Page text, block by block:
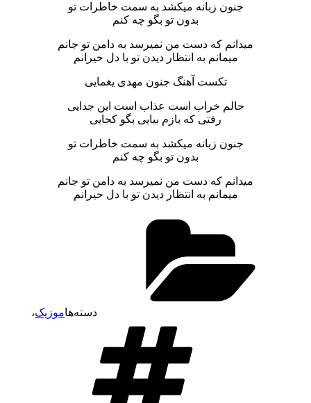
جنون زبانه میکشد به سمت خاطرات تو
بدون تو بگو چه کنم
میدانم که دست من نمیرسد به دامن تو جانم
میمانم به انتظار دیدن تو با دل حیرانم
تکست آهنگ جنون مهدی یغمایی
حالم خراب است عذاب است این جدایی
رفتی که بازم بیایی بگو کجایی
جنون زبانه میکشد به سمت خاطرات تو
بدون تو بگو چه کنم
میدانم که دست من نمیرسد به دامن تو جانم
میمانم به انتظار دیدن تو با دل حیرانم
دسته‌هاموزیک،